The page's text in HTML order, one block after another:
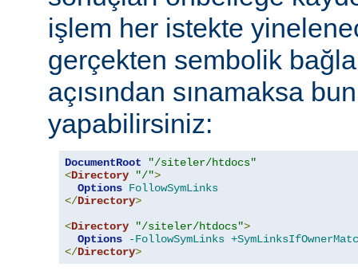
işlem her istekte
gerçekten sembolik
açısından sınamaksa
yapabilirsiniz:
DocumentRoot
"/siteler/htdocs"
<Directory "/">
Options FollowSymLinks
</Directory>
<Directory "/siteler/htdocs">
Options
-FollowSymLinks
</Directory>